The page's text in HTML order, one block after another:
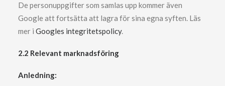
De personuppgifter som samlas upp kommer även
Google att fortsätta att lagra för sina egna syften. Läs
mer i Googles integritetspolicy.
2.2 Relevant marknadsföring
Anledning: